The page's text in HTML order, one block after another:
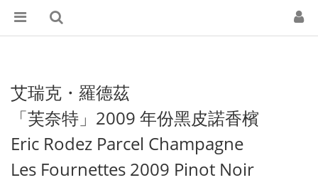
艾瑞克・羅德茲
「芙奈特」2009 年份黑皮諾香檳
Eric Rodez Parcel Champagne
Les Fournettes 2009 Pinot Noir